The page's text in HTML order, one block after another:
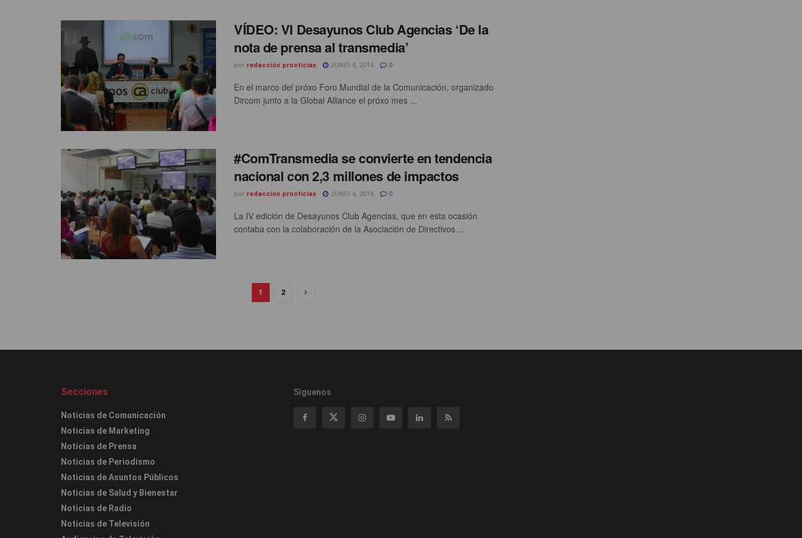
VÍDEO: VI Desayunos Club Agencias ‘De la
nota de prensa al transmedia’
por redacción prnoticias JUNIO 4, 2014 0
En el marco del próxo Foro Mundial de la Comunicación, organizado
Dircom junto a la Global Alliance el próxo mes ...
#ComTransmedia se convierte en tendencia
nacional con 2,3 millones de impactos
por redacción prnoticias JUNIO 4, 2014 0
La IV edición de Desayunos Club Agencias, que en esta ocasión
contaba con la colaboración de la Asociación de Directivos ...
1 2
Secciones
Noticias de Comunicación
Noticias de Marketing
Noticias de Prensa
Noticias de Periodismo
Noticias de Asuntos Públicos
Noticias de Salud y Bienestar
Noticias de Radio
Noticias de Televisión
Síguenos